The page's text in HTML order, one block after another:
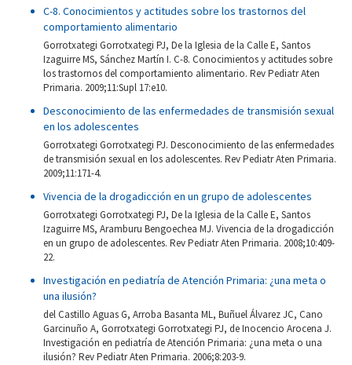
C-8. Conocimientos y actitudes sobre los trastornos del
comportamiento alimentario
Gorrotxategi Gorrotxategi PJ, De la Iglesia de la Calle E, Santos
Izaguirre MS, Sánchez Martín I. C-8. Conocimientos y actitudes sobre
los trastornos del comportamiento alimentario. Rev Pediatr Aten
Primaria. 2009;11:Supl 17:e10.
Desconocimiento de las enfermedades de transmisión sexual
en los adolescentes
Gorrotxategi Gorrotxategi PJ. Desconocimiento de las enfermedades
de transmisión sexual en los adolescentes. Rev Pediatr Aten Primaria.
2009;11:171-4.
Vivencia de la drogadicción en un grupo de adolescentes
Gorrotxategi Gorrotxategi PJ, De la Iglesia de la Calle E, Santos
Izaguirre MS, Aramburu Bengoechea MJ. Vivencia de la drogadicción
en un grupo de adolescentes. Rev Pediatr Aten Primaria. 2008;10:409-
22.
Investigación en pediatría de Atención Primaria: ¿una meta o
una ilusión?
del Castillo Aguas G, Arroba Basanta ML, Buñuel Álvarez JC, Cano
Garcinuño A, Gorrotxategi Gorrotxategi PJ, de Inocencio Arocena J.
Investigación en pediatría de Atención Primaria: ¿una meta o una
ilusión? Rev Pediatr Aten Primaria. 2006;8:203-9.